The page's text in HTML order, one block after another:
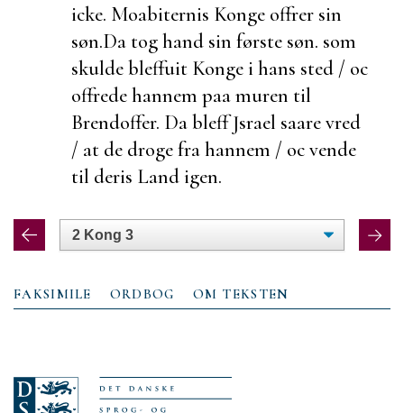
icke. Moabiternis Konge offrer sin
søn.Da tog hand sin første søn. som
skulde bleffuit Konge i hans sted / oc
offrede hannem paa muren til
Brendoffer. Da bleff Jsrael saare vred
/ at de droge fra hannem / oc vende
til deris Land igen.
FAKSIMILE ORDBOG OM TEKSTEN